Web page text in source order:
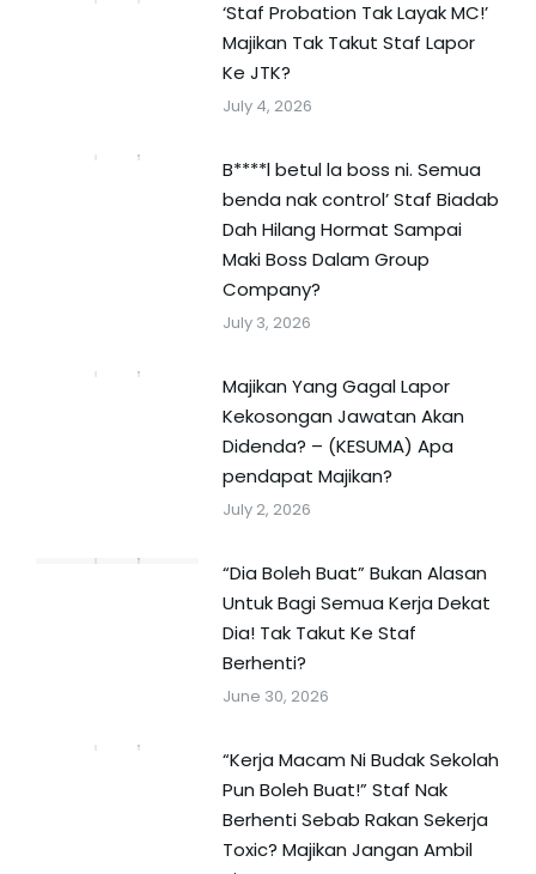
‘Staf Probation Tak Layak MC!’
Majikan Tak Takut Staf Lapor
Ke JTK?
July 4, 2026
B****l betul la boss ni. Semua
benda nak control’ Staf Biadab
Dah Hilang Hormat Sampai
Maki Boss Dalam Group
Company?
July 3, 2026
Majikan Yang Gagal Lapor
Kekosongan Jawatan Akan
Didenda? – (KESUMA) Apa
pendapat Majikan?
July 2, 2026
“Dia Boleh Buat” Bukan Alasan
Untuk Bagi Semua Kerja Dekat
Dia! Tak Takut Ke Staf
Berhenti?
June 30, 2026
“Kerja Macam Ni Budak Sekolah
Pun Boleh Buat!” Staf Nak
Berhenti Sebab Rakan Sekerja
Toxic? Majikan Jangan Ambil